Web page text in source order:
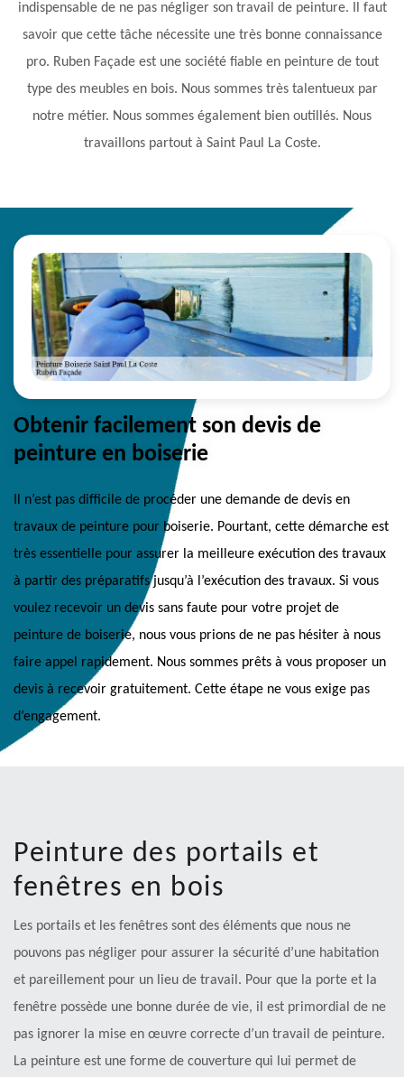
indispensable de ne pas négliger son travail de peinture. Il faut
savoir que cette tâche nécessite une très bonne connaissance
pro. Ruben Façade est une société fiable en peinture de tout
type des meubles en bois. Nous sommes très talentueux par
notre métier. Nous sommes également bien outillés. Nous
travaillons partout à Saint Paul La Coste.
Obtenir facilement son devis de
peinture en boiserie
Il n’est pas difficile de procéder une demande de devis en
travaux de peinture pour boiserie. Pourtant, cette démarche est
très essentielle pour assurer la meilleure exécution des travaux
à partir des préparatifs jusqu’à l’exécution des travaux. Si vous
voulez recevoir un devis sans faute pour votre projet de
peinture de boiserie, nous vous prions de ne pas hésiter à nous
faire appel rapidement. Nous sommes prêts à vous proposer un
devis à recevoir gratuitement. Cette étape ne vous exige pas
d’engagement.
Peinture des portails et
fenêtres en bois
Les portails et les fenêtres sont des éléments que nous ne
pouvons pas négliger pour assurer la sécurité d’une habitation
et pareillement pour un lieu de travail. Pour que la porte et la
fenêtre possède une bonne durée de vie, il est primordial de ne
pas ignorer la mise en œuvre correcte d’un travail de peinture.
La peinture est une forme de couverture qui lui permet de